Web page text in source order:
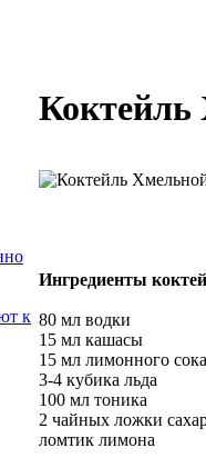
к
Ингредиенты
80 мл водки
15 мл кашасы
15 мл лимонного сока
3-4 кубика льда
100 мл тоника
2 чайных ложки
ломтик лимона